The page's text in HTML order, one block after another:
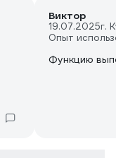
Виктор
19.07.2025г.
Опыт
Функцию